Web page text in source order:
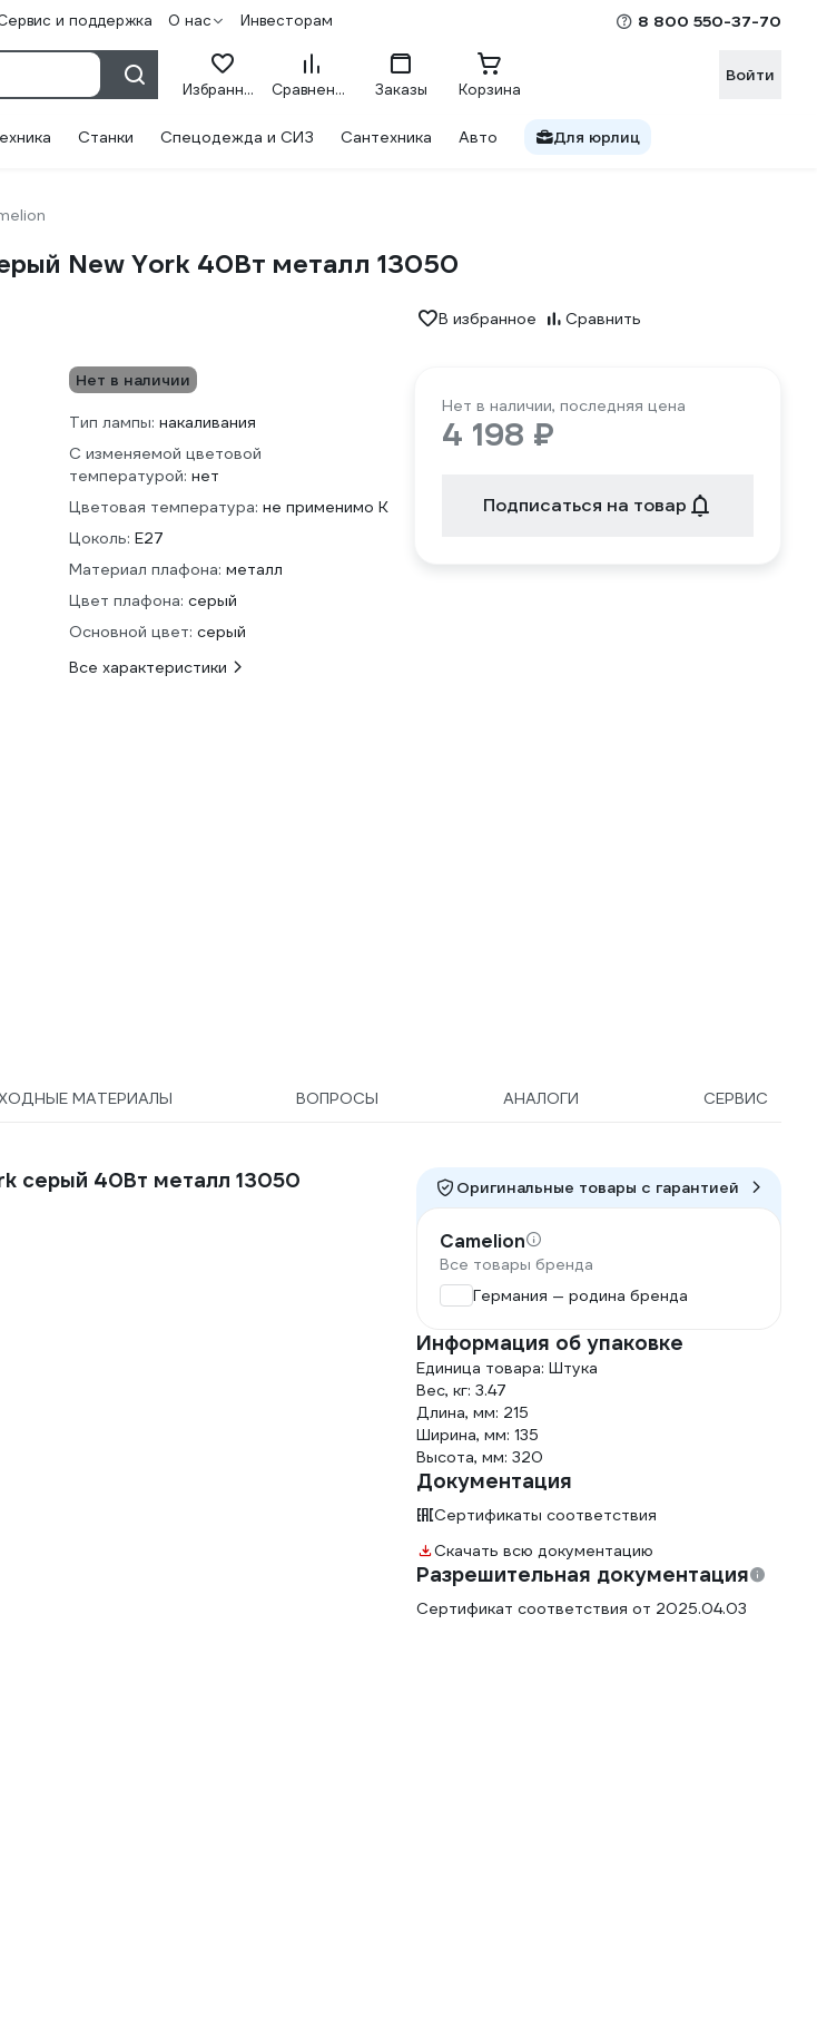
и поддержка О нас Инвесторам 8 800 550-37-70
Избранное Сравнение Заказы Корзина
Войти
Станки Спецодежда и СИЗ Сантехника Авто Для юрлиц
New York 40Вт металл 13050
В избранное Сравнить
Нет в наличии
Тип лампы: накаливания
С изменяемой цветовой
температурой: нет
Цветовая температура: не применимо К
Цоколь: E27
Материал плафона: металл
Цвет плафона: серый
Основной цвет: серый
Все характеристики
Нет в наличии, последняя цена
4 198 ₽
Подписаться на товар
МАТЕРИАЛЫ ВОПРОСЫ АНАЛОГИ СЕРВИС
серый 40Вт металл 13050 Оригинальные товары c гарантией
Camelion
Все товары бренда
Германия — родина бренда
Информация об упаковке
Единица товара: Штука
Вес, кг: 3.47
Длина, мм: 215
Ширина, мм: 135
Высота, мм: 320
Документация
Сертификаты соответствия
Скачать всю документацию
Разрешительная документация
Сертификат соответствия от 2025.04.03